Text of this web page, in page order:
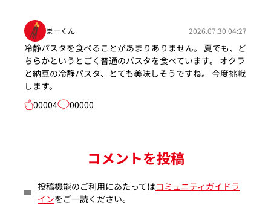
まーくん 2026.07.30 04:27
冷静パスタを食べることがあまりありません。 夏でも、ど
ちらかというとごく普通のパスタを食べています。 オクラ
と納豆の冷静パスタ、とても美味しそうですね。 今度挑戦
します。
00004
00000
コメントを投稿
投稿機能のご利用にあたってはコミュニティガイドラ
インをご一読ください。